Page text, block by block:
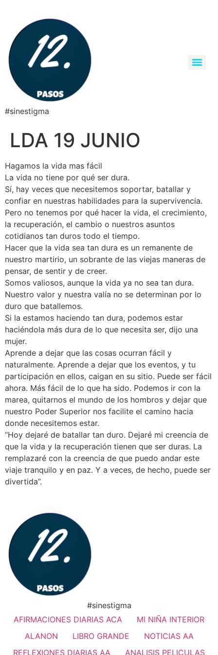
#sinestigma
LDA 19 JUNIO
Hagamos la vida mas fácil
La vida no tiene por qué ser dura.
Sí, hay veces que necesitemos soportar, batallar y
confiar en nuestras habilidades para la supervivencia.
Pero no tenemos por qué hacer la vida, el crecimiento,
la recuperación, el cambio o nuestros asuntos
cotidianos tan duros todo el tiempo.
Hacer que la vida sea tan dura es un remanente de
nuestro martirio, un sobrante de las viejas maneras de
pensar, de sentir y de creer.
Somos valiosos, aunque la vida ya no sea tan dura.
Nuestro valor y nuestra valía no se determinan por lo
duro que batallemos.
Si la estamos haciendo tan dura, podemos estar
haciéndola más dura de lo que necesita ser, dijo una
mujer.
Aprende a dejar que las cosas ocurran fácil y
naturalmente. Aprende a dejar que los eventos, y tu
participación en ellos, caigan en su sitio. Puede ser fácil
ahora. Más fácil de lo que ha sido. Podemos ir con la
marea, quitarnos el mundo de los hombros y dejar que
nuestro Poder Superior nos facilite el camino hacia
donde necesitemos estar.
“Hoy dejaré de batallar tan duro. Dejaré mi creencia de
que la vida y la recuperación tienen que ser duras. La
remplazaré con la creencia de que puedo andar este
viaje tranquilo y en paz. Y a veces, de hecho, puede ser
divertida”.
#sinestigma
AFIRMACIONES DIARIAS ACA
MI NIÑA INTERIOR
ALANON
LIBRO GRANDE
NOTICIAS AA
REFLEXIONES DIARIAS AA
ANALISIS PELICULAS